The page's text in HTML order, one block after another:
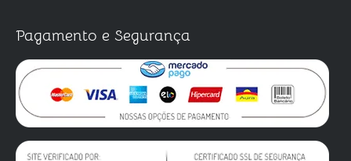
Pagamento e Segurança